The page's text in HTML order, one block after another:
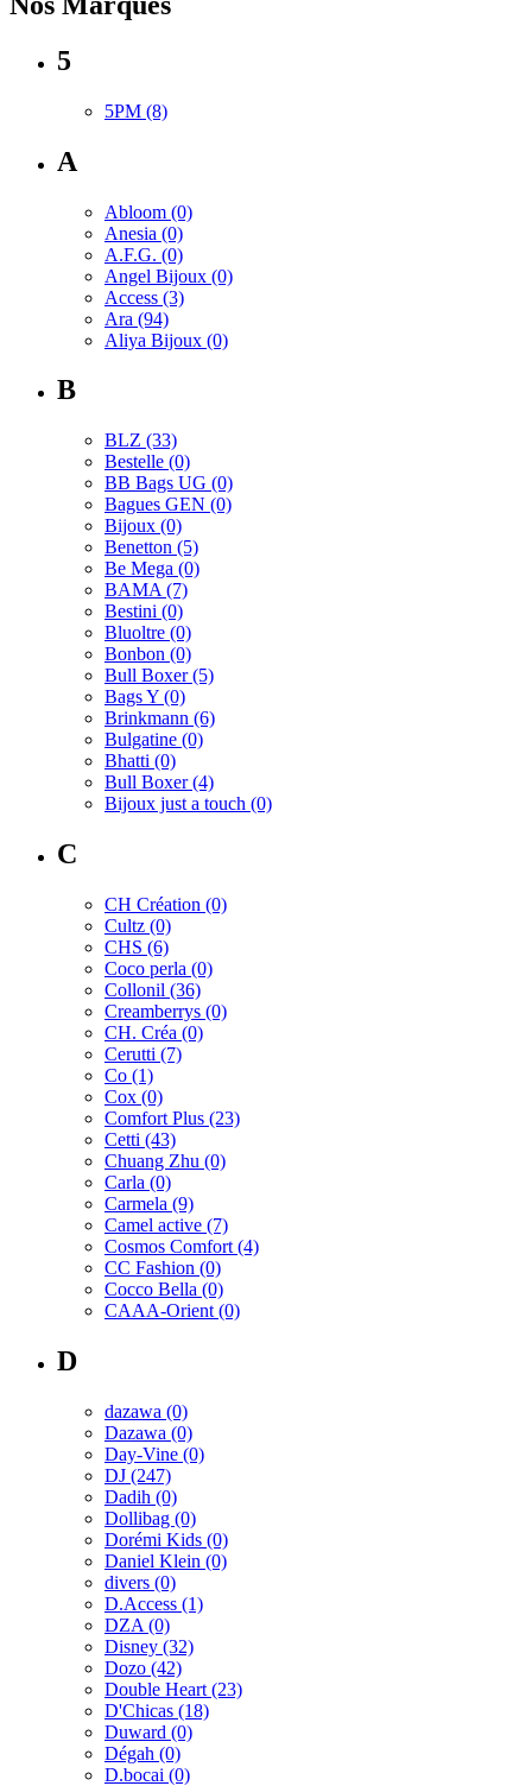
5
5PM (8)
A
Abloom (0)
Anesia (0)
A.F.G. (0)
Angel Bijoux (0)
Access (3)
Ara (94)
Aliya Bijoux (0)
B
BLZ (33)
Bestelle (0)
BB Bags UG (0)
Bagues GEN (0)
Bijoux (0)
Benetton (5)
Be Mega (0)
BAMA (7)
Bestini (0)
Bluoltre (0)
Bonbon (0)
Bull Boxer(5)
Bags Y (0)
Brinkmann (6)
Bulgatine (0)
Bhatti (0)
Bull Boxer(4)
Bijoux just a touch (0)
C
CH Création (0)
Cultz (0)
CHS (6)
Coco perla (0)
Collonil (36)
Creamberrys (0)
CH. Créa (0)
Cerutti (7)
Co (1)
Cox (0)
Comfort Plus (23)
Cetti (43)
Chuang Zhu (0)
Carla (0)
Carmela (9)
Camel active (7)
Cosmos Comfort (4)
CC Fashion (0)
Cocco Bella (0)
CAAA-Orient (0)
D
dazawa (0)
Dazawa (0)
Day-Vine (0)
DJ (247)
Dadih (0)
Dollibag (0)
Dorémi Kids (0)
Daniel Klein (0)
divers (0)
D.Access (1)
DZA (0)
Disney (32)
Dozo (42)
Double Heart (23)
D'Chicas (18)
Duward (0)
Dégah (0)
D.bocai (0)